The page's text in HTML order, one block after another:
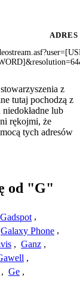
z
tutaj pochodzą z
lub
rękojmi, że
tych adresów
od "G"
Gadspot ,
Galaxy Phone ,
, Ganz ,
,
, Ge ,